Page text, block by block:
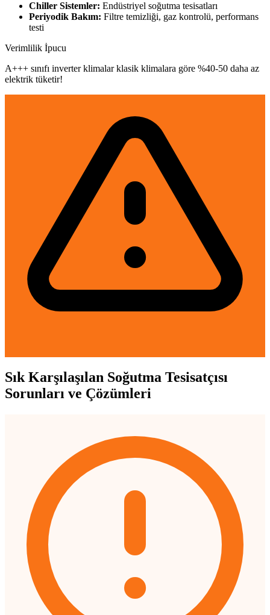
Chiller Sistemler: Endüstriyel soğutma tesisatları
Periyodik Bakım: Filtre temizliği, gaz kontrolü, performans
testi
Verimlilik İpucu
A+++ sınıfı inverter klimalar klasik klimalara göre %40-50 daha az
elektrik tüketir!
Sık Karşılaşılan Soğutma Tesisatçısı
Sorunları ve Çözümleri